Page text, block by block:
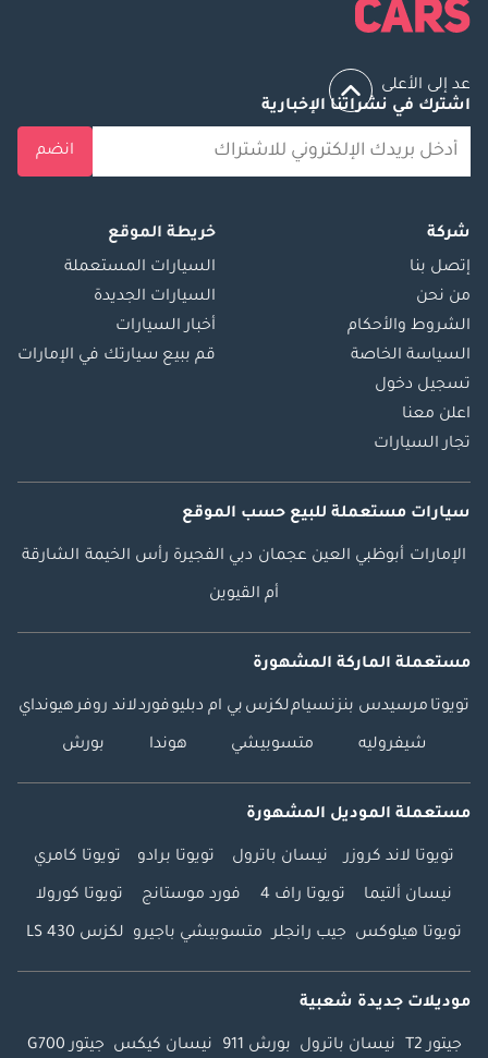
عد إلى الأعلى
اشترك في نشراتنا الإخبارية
انضم
شركة
إتصل بنا
من نحن
الشروط والأحكام
السياسة الخاصة
تسجيل دخول
اعلن معنا
تجار السيارات
خريطة الموقع
السيارات المستعملة
السيارات الجديدة
أخبار السيارات
قم ببيع سيارتك في الإمارات
سيارات مستعملة للبيع حسب الموقع
الإمارات أبوظبي العين عجمان دبي الفجيرة رأس الخيمة الشارقة
أم القيوين
مستعملة الماركة المشهورة
تويوتا مرسيدس بنزنسياملكزس بي ام دبليوفوردلاند روفرهيونداي
شيفروليه متسوبيشي هوندا بورش
مستعملة الموديل المشهورة
تويوتا لاند كروزر نيسان باترول تويوتا برادو تويوتا كامري
نيسان ألتيما تويوتا راف 4 فورد موستانج تويوتا كورولا
تويوتا هيلوكس جيب رانجلر متسوبيشي باجيرو لكزس LS 430
موديلات جديدة شعبية
جيتور T2 نيسان باترول بورش 911 نيسان كيكس جيتور G700